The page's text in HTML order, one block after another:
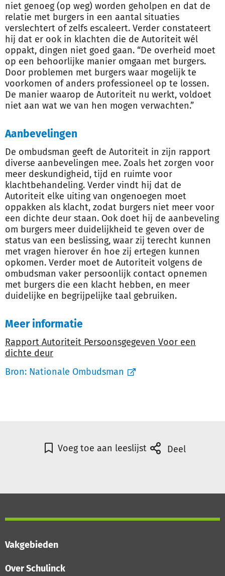
niet genoeg (op weg) worden geholpen en dat de
relatie met burgers in een aantal situaties
verslechtert of zelfs escaleert. Verder constateert
hij dat er ook in klachten die de Autoriteit wél
oppakt, dingen niet goed gaan. “De overheid moet
op een behoorlijke manier omgaan met burgers.
Door problemen met burgers waar mogelijk te
voorkomen of anders professioneel op te lossen.
De manier waarop de Autoriteit nu werkt, voldoet
niet aan wat we van hen mogen verwachten.”
Aanbevelingen
De ombudsman geeft de Autoriteit in zijn rapport
diverse aanbevelingen mee. Zoals het zorgen voor
meer deskundigheid, tijd en ruimte voor
klachtbehandeling. Verder vindt hij dat de
Autoriteit elke uiting van ongenoegen moet
oppakken als klacht, zodat burgers niet meer voor
een dichte deur staan. Ook doet hij de aanbeveling
om burgers meer duidelijkheid te geven over de
status van een beslissing, waar zij terecht kunnen
met vragen hierover én hoe zij ertegen kunnen
opkomen. Verder moet de Autoriteit volgens de
ombudsman vaker persoonlijk contact opnemen
met burgers die een klacht hebben, en meer
duidelijke en begrijpelijke taal gebruiken.
Meer informatie
Rapport Autoriteit Persoonsgegeven Voor een
dichte deur
Bron: Nationale Ombudsman
Voeg toe aan leeslijst Deel
Vakgebieden
Over Schulinck